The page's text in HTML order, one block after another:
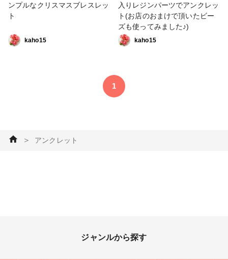
ンプルなクリスマスブレスレッ
ト
kaho15
入りレジンパーツでアンクレッ
ト(お店のおまけで頂いたビー
ズも使ってみました♪)
kaho15
1
＞ アンクレット
ジャンルから探す